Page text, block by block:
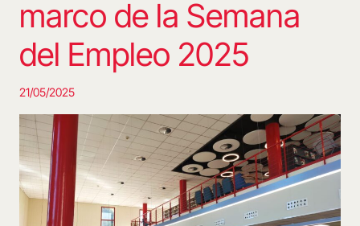
marco de la Semana
del Empleo 2025
21/05/2025